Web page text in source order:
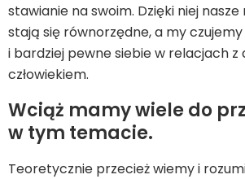
stawianie na swoim. Dzięki niej
stają się równorzędne, a my
i bardziej pewne siebie w relacjach z
człowiekiem.
Wciąż mamy wiele do
w tym temacie.
Teoretycznie przecież wiemy i